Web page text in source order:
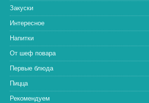
Закуски
Интересное
Напитки
От шеф повара
Первые блюда
Пицца
Рекомендуем